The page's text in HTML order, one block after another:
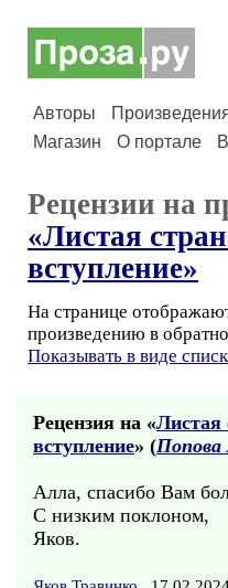
Авторы
Магазин
О портале
Рецензии на
«Листая
вступление»
На странице
произведению в
Показывать в виде
Рецензия на «Листая
вступление» (Попова
Алла, спасибо Вам
С низким поклоном,
Яков.